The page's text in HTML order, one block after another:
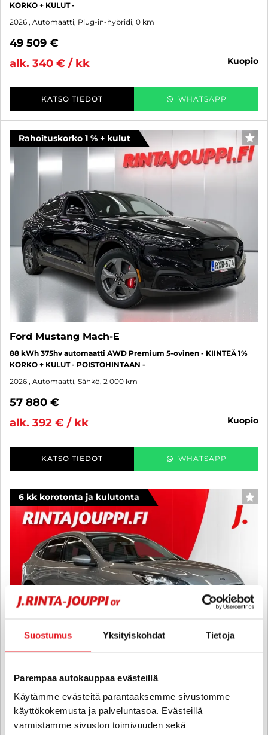
Suostumus Yksityiskohdat Tietoja
Parempaa autokauppaa evästeillä
Käytämme evästeitä parantaaksemme sivustomme
käyttökokemusta ja palveluntasoa. Evästeillä
varmistamme sivuston toimivuuden sekä
KORKO + KULUT -
2026 , Automaatti, Plug-in-hybridi, 0 km
49 509 €
alk. 340 € / kk
kuopio
KATSO TIEDOT WHATSAPP
Rahoituskorko 1 % + kulut
Ford Mustang Mach-E
88 kWh 375hv automaatti AWD Premium 5-ovinen - KIINTEÄ 1%
KORKO + KULUT - POISTOHINTAAN -
2026 , Automaatti, Sähkö, 2 000 km
57 880 €
alk. 392 € / kk
kuopio
KATSO TIEDOT WHATSAPP
6 kk korotonta ja kulutonta
Ford Kuga
2,5 Hybrid (HEV) 190hv CVT AWD Vignale 5-ovinen - 6 kk korotonta
ja kulutonta maksuaikaa! - 1-OMISTEINEN, SUOMIAUTO, ALV, B&O,